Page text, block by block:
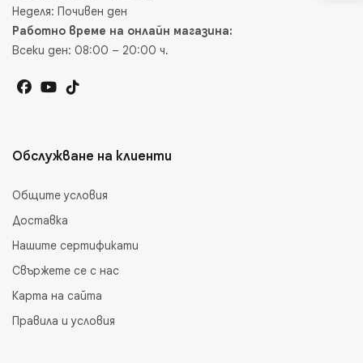
Неделя: Почивен ден
Работно време на онлайн магазина:
Всеки ден: 08:00 – 20:00 ч.
Обслужване на клиенти
Общите условия
Доставка
Нашите сертификати
Свържете се с нас
Карта на сайта
Правила и условия